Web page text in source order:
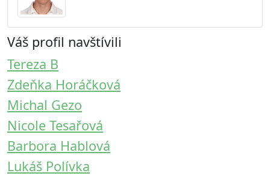
Váš profil navštívili
Tereza B
Zdeňka Horáčková
Michal Gezo
Nicole Tesařová
Barbora Hablová
Lukáš Polívka